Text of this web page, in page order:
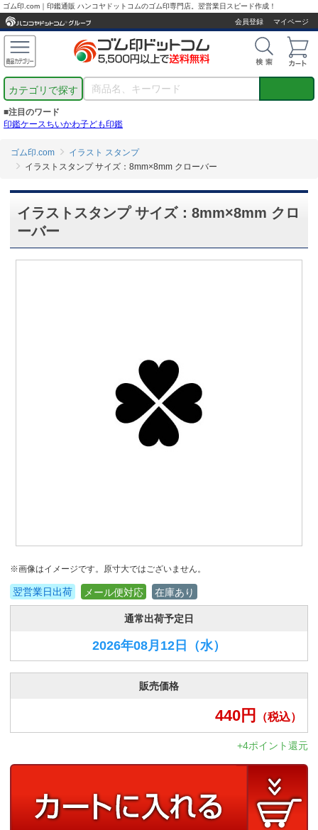
ゴム印.com｜印鑑通販 ハンコヤドットコムのゴム印専門店。翌営業日スピード作成！
会員登録
マイページ
カテゴリで探す
■注目のワード
印鑑ケースちいかわ子ども印鑑
ゴム印.com
イラスト スタンプ
イラストスタンプ サイズ：8mm×8mm クローバー
イラストスタンプ サイズ：8mm×8mm クロ
ーバー
※画像はイメージです。原寸大ではございません。
翌営業日出荷 メール便対応 在庫あり
通常出荷予定日
2026年08月12日 （水）
販売価格
440円 （税込）
+4ポイント還元